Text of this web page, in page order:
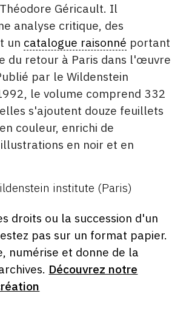
Géricault. Il
analyse critique, des
un catalogue raisonné portant
du retour à Paris dans l'œuvre
par le Wildenstein
le volume comprend 332
s'ajoutent douze feuillets
couleur, enrichi de
en noir et en
institute (Paris)
droits ou la succession d'un
pas sur un format papier.
numérise et donne de la
Découvrez notre